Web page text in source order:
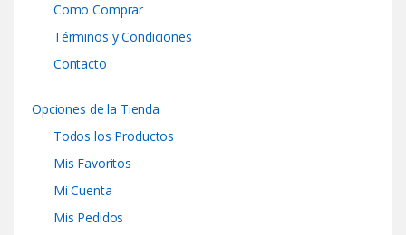
Como Comprar
Términos y Condiciones
Contacto
Opciones de la Tienda
Todos los Productos
Mis Favoritos
Mi Cuenta
Mis Pedidos